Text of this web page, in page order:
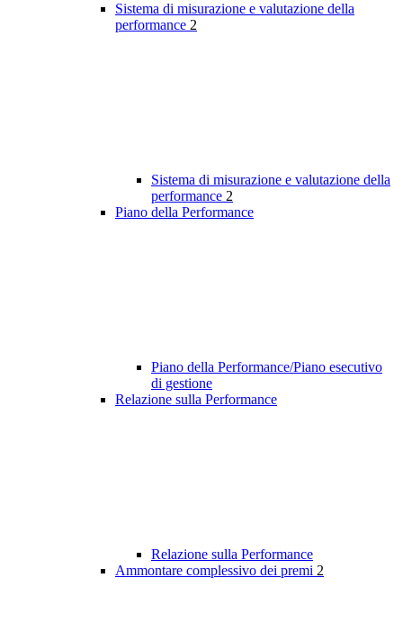
Sistema di misurazione e valutazione della
performance 2
Sistema di misurazione e valutazione della
performance 2
Piano della Performance
Piano della Performance/Piano esecutivo
di gestione
Relazione sulla Performance
Relazione sulla Performance
Ammontare complessivo dei premi 2